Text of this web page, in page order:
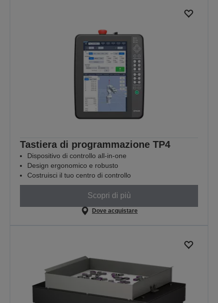
Tastiera di programmazione TP4
Dispositivo di controllo all-in-one
Design ergonomico e robusto
Costruisci il tuo centro di controllo
Scopri di più
Dove acquistare